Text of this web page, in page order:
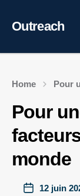
Outreach
Home Pour
Pour
monde
12 juin